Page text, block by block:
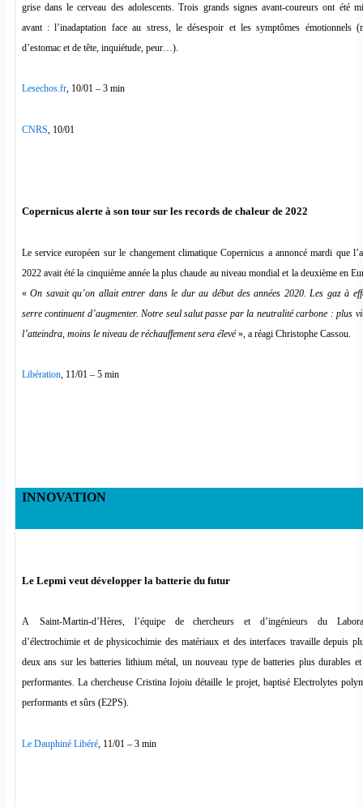
grise dans le cerveau des adolescents. Trois grands signes avant-coureurs ont été
avant : l’inadaptation face au stress, le désespoir et les symptômes émotionnels
d’estomac et de tête, inquiétude, peur…).
Lesechos.fr, 10/01 – 3 min
CNRS , 10/01
Copernicus alerte à son tour sur les records de chaleur de 2022
Le service européen sur le changement climatique Copernicus a annoncé mardi que
2022 avait été la cinquième année la plus chaude au niveau mondial et la deuxième en
«On savait qu’on allait entrer dans le dur au début des années 2020. Les gaz à
serre continuent d’augmenter. Notre seul salut passe par la neutralité carbone : plus
l’atteindra, moins le niveau de réchauffement sera élevé», a réagi Christophe Cassou.
Libération, 11/01 – 5 min
INNOVATION
Le Lepmi veut développer la batterie du futur
A
Saint-Martin-d’Hères, l’équipe de chercheurs et d’ingénieurs du
d’électrochimie et de physicochimie des matériaux et des interfaces travaille depuis
deux ans sur les batteries lithium métal, un nouveau type de batteries plus durables
performantes. La chercheuse Cristina Iojoiu détaille le projet, baptisé Electrolytes
performants et sûrs (E2PS).
Le Dauphiné Libéré, 11/01 – 3 min